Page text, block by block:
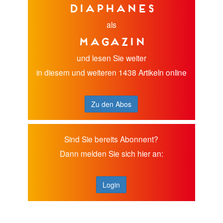
diaphanes
als
Magazin
und lesen Sie weiter
in diesem und weiteren 1438 Artikeln online
Zu den Abos
Sind Sie bereits Abonnent?
Dann melden Sie sich hier an:
Login